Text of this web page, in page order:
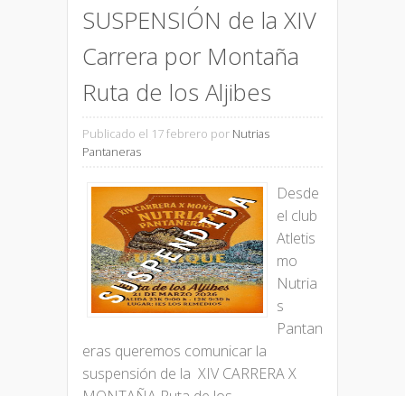
SUSPENSIÓN de la XIV
Carrera por Montaña
Ruta de los Aljibes
Publicado el 17 febrero por Nutrias
Pantaneras
Desde
el club
Atletis
mo
Nutria
s
Pantan
eras queremos comunicar la
suspensión de la XIV CARRERA X